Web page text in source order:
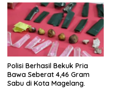
Polisi Berhasil Bekuk Pria
Bawa Seberat 4,46 Gram
Sabu di Kota Magelang.